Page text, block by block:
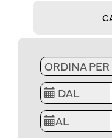
ORDINA PER
DAL
AL